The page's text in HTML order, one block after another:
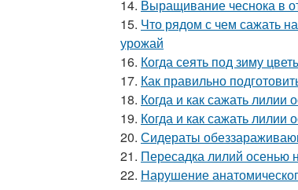
14. Выращивание чеснока в
15. Что рядом с чем сажать
урожай
16. Когда сеять под зиму
17. Как правильно
18. Когда и как сажать лилии
19. Когда и как сажать
20. Сидераты
21. Пересадка лилий осенью
22. Нарушение